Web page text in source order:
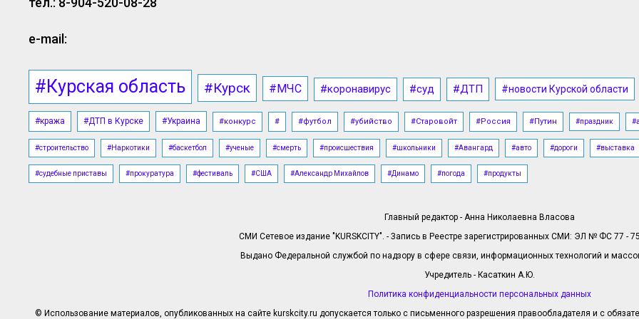
e-mail:
#Курская область #Курск #МЧС #коронавирус #суд #ДТП #новости Курской области
#кража #ДТП в Курске #Украина #конкурс # #футбол #убийство #Старовойт #Россия #Путин #праздник
#строительство #Наркотики #баскетбол #ученые #смерть #происшествия #школьники #Авангард #авто #дороги #выставка
#судебные приставы #прокуратура #фестиваль #США #Александр Михайлов #Динамо #погода #продукты
Главный редактор - Анна Николаевна Власова
СМИ Сетевое издание "KURSKCITY". - Запись в Реестре зарегистрированных СМИ: ЭЛ № ФС 77 -
Выдано Федеральной службой по надзору в сфере связи, информационных технологий и
Учредитель - Касаткин А.Ю.
Политика конфиденциальности персональных данных
© Использование материалов, опубликованных на сайте kurskcity.ru допускается только с письменного разрешения правообладателя и с